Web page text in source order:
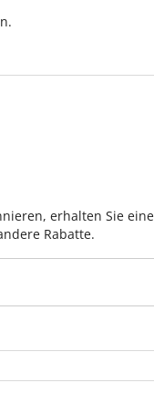
erhalten Sie
Rabatte.